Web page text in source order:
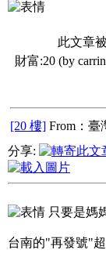
此文章
財富:20 (by
[20 樓] From：臺
分享:
只要是媽
台南的"再發號"